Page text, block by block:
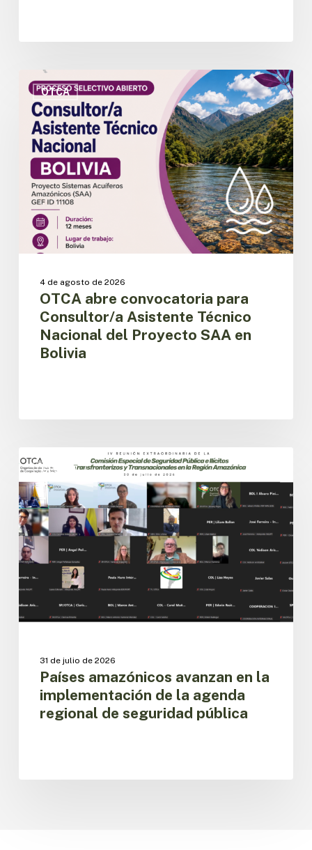
OTCA
OTCA
abre
convocatoria
para
Consultor/a
Asistente
Técnico
Nacional
del
Proyecto
SAA
4 de agosto de 2026
OTCA abre convocatoria para
Consultor/a Asistente Técnico
Nacional del Proyecto SAA en
Bolivia
CESPIT
amazónicos
avanzan
en
la
implementación
de
la
agenda
regional
de
seguridad
31 de julio de 2026
Países amazónicos avanzan en la
implementación de la agenda
regional de seguridad pública